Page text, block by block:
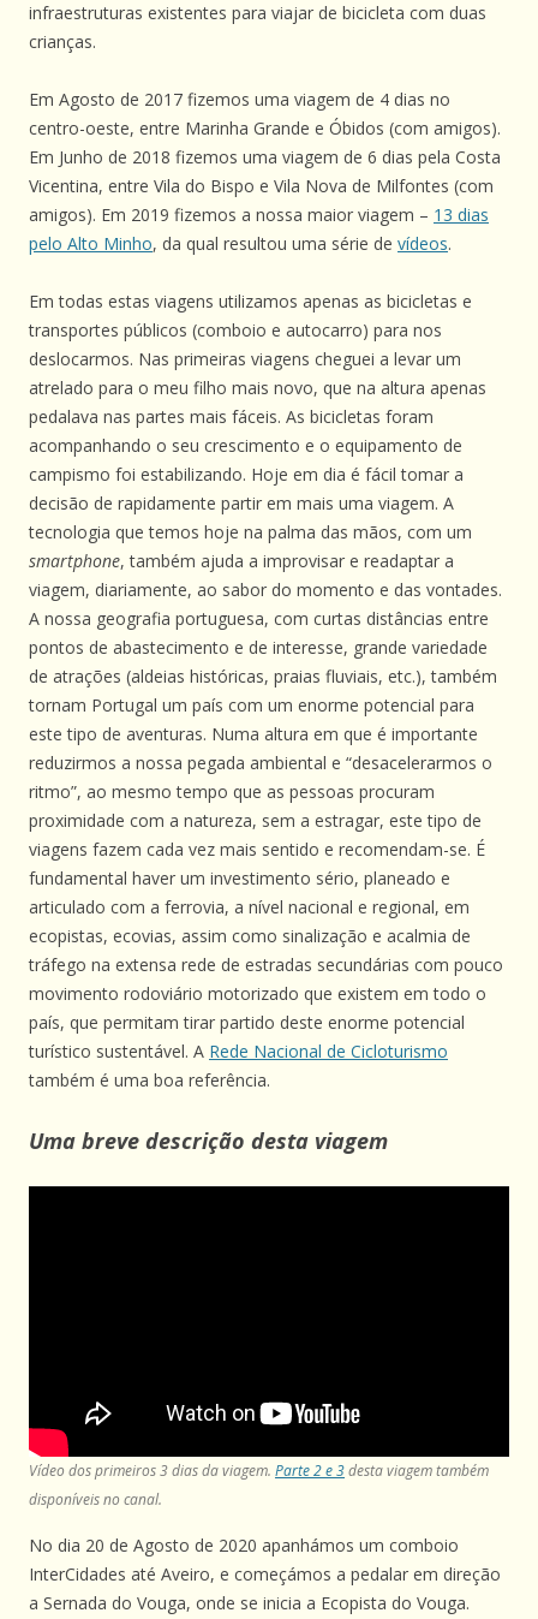
infraestruturas existentes para viajar de bicicleta com duas
crianças.
Em Agosto de 2017 fizemos uma viagem de 4 dias no
centro-oeste, entre Marinha Grande e Óbidos (com amigos).
Em Junho de 2018 fizemos uma viagem de 6 dias pela Costa
Vicentina, entre Vila do Bispo e Vila Nova de Milfontes (com
amigos). Em 2019 fizemos a nossa maior viagem – 13 dias
pelo Alto Minho, da qual resultou uma série de vídeos.
Em todas estas viagens utilizamos apenas as bicicletas e
transportes públicos (comboio e autocarro) para nos
deslocarmos. Nas primeiras viagens cheguei a levar um
atrelado para o meu filho mais novo, que na altura apenas
pedalava nas partes mais fáceis. As bicicletas foram
acompanhando o seu crescimento e o equipamento de
campismo foi estabilizando. Hoje em dia é fácil tomar a
decisão de rapidamente partir em mais uma viagem. A
tecnologia que temos hoje na palma das mãos, com um
smartphone, também ajuda a improvisar e readaptar a
viagem, diariamente, ao sabor do momento e das vontades.
A nossa geografia portuguesa, com curtas distâncias entre
pontos de abastecimento e de interesse, grande variedade
de atrações (aldeias históricas, praias fluviais, etc.), também
tornam Portugal um país com um enorme potencial para
este tipo de aventuras. Numa altura em que é importante
reduzirmos a nossa pegada ambiental e “desacelerarmos o
ritmo”, ao mesmo tempo que as pessoas procuram
proximidade com a natureza, sem a estragar, este tipo de
viagens fazem cada vez mais sentido e recomendam-se. É
fundamental haver um investimento sério, planeado e
articulado com a ferrovia, a nível nacional e regional, em
ecopistas, ecovias, assim como sinalização e acalmia de
tráfego na extensa rede de estradas secundárias com pouco
movimento rodoviário motorizado que existem em todo o
país, que permitam tirar partido deste enorme potencial
turístico sustentável. A Rede Nacional de Cicloturismo
também é uma boa referência.
Uma breve descrição desta viagem
Vídeo dos primeiros 3 dias da viagem. Parte 2 e 3desta viagem também
disponíveis no canal.
No dia 20 de Agosto de 2020 apanhámos um comboio
InterCidades até Aveiro, e começámos a pedalar em direção
a Sernada do Vouga, onde se inicia a Ecopista do Vouga.